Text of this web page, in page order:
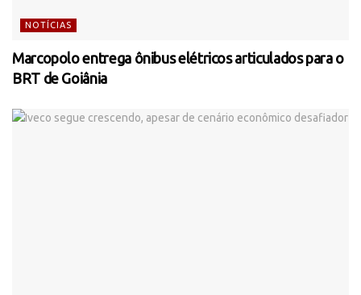
NOTÍCIAS
Marcopolo entrega ônibus elétricos articulados para o
BRT de Goiânia